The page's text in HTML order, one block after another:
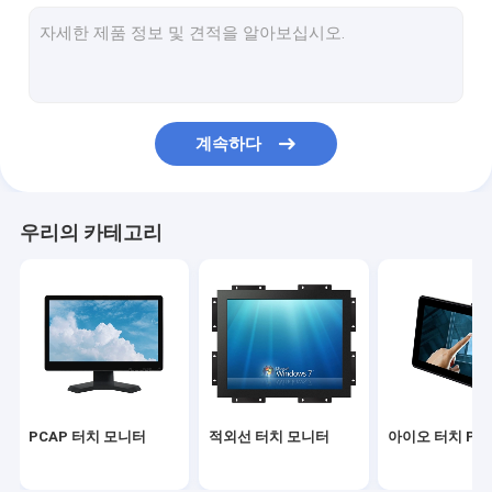
PCAP 터치 포일
TFT LCD 패널
표면 음파 터치 스크린
커브드 터치 스크린 모니터
계속하다
우리의 카테고리
PCAP 터치 모니터 적외선 터치 모니터 아이오 터치 PC